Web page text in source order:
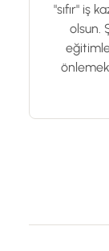
"sıfır" iş
olsun.